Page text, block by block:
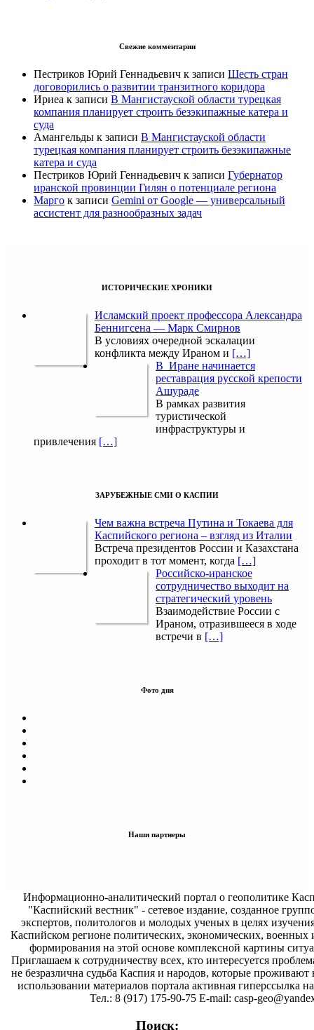
Свежие комментарии
Пестриков Юрий Геннадьевич к записи Шесть стран
договорились о развитии транзитного коридора
Ириеа к записи В Мангистауской области турецкая
компания планирует строить безэкипажные катера и
суда
Амангельды к записи В Мангистауской области
турецкая компания планирует строить безэкипажные
катера и суда
Пестриков Юрий Геннадьевич к записи Губернатор
иранской провинции Гилян о потенциале региона
Марго к записи Gemini от Google — универсальный
ассистент для разнообразных задач
ИСТОРИЧЕСКИЕ ХРОНИКИ
Исламский проект профессора Александра
Беннигсена — Марк Смирнов
В условиях очередной эскалации
конфликта между Ираном и […]
В Иране начинается
реставрация русской крепости
Ашураде
В рамках развития
туристической
инфраструктуры и
привлечения […]
ЗАРУБЕЖНЫЕ СМИ О КАСПИИ
Чем важна встреча Путина и Токаева для
Каспийского региона – взгляд из Италии
Встреча президентов России и Казахстана
проходит в тот момент, когда […]
Российско-иранское
сотрудничество выходит на
стратегический уровень
Взаимодействие России с
Ираном, отразившееся в ходе
встречи в […]
Фото дня
Наши партнеры
Информационно-аналитический портал о геополитике
"Каспийский вестник" - сетевое издание, созданное
экспертов, политологов и молодых ученых в целях
Каспийском регионе политических, экономических, военных
формирования на этой основе комплексной картины
Приглашаем к сотрудничеству всех, кто интересуется
не безразлична судьба Каспия и народов, которые проживают
использовании материалов портала активная гиперссылка на
Тел.: 8 (917) 175-90-75 E-mail: casp-
Поиск: